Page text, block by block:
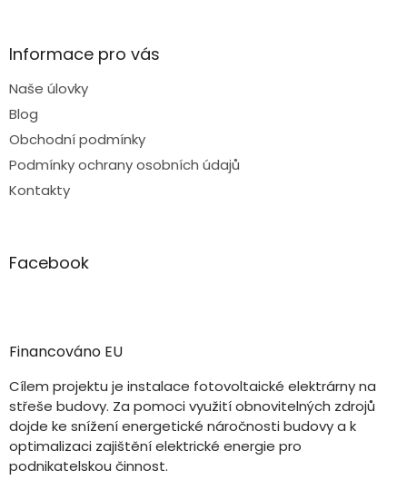
Informace pro vás
Naše úlovky
Blog
Obchodní podmínky
Podmínky ochrany osobních údajů
Kontakty
Facebook
Financováno EU
Cílem projektu je instalace fotovoltaické elektrárny na
střeše budovy. Za pomoci využití obnovitelných zdrojů
dojde ke snížení energetické náročnosti budovy a k
optimalizaci zajištění elektrické energie pro
podnikatelskou činnost.